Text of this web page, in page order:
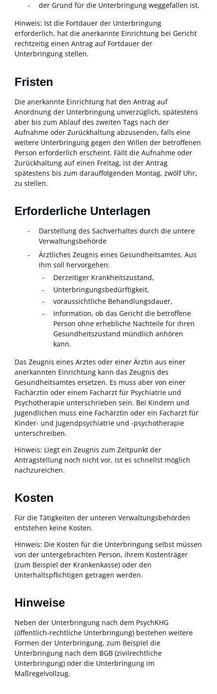
der Grund für die Unterbringung weggefallen ist.
Hinweis: Ist die Fortdauer der Unterbringung
erforderlich, hat die anerkannte Einrichtung bei Gericht
rechtzeitig einen Antrag auf Fortdauer der
Unterbringung stellen.
Fristen
Die anerkannte Einrichtung hat den Antrag auf
Anordnung der Unterbringung unverzüglich, spätestens
aber bis zum Ablauf des zweiten Tags nach der
Aufnahme oder Zurückhaltung abzusenden, falls eine
weitere Unterbringung gegen den Willen der betroffenen
Person erforderlich erscheint. Fällt die Aufnahme oder
Zurückhaltung auf einen Freitag, ist der Antrag
spätestens bis zum darauffolgenden Montag, zwölf Uhr,
zu stellen.
Erforderliche Unterlagen
Darstellung des Sachverhaltes durch die untere
Verwaltungsbehörde
Ärztliches Zeugnis eines Gesundheitsamtes. Aus
ihm soll hervorgehen:
Derzeitiger Krankheitszustand,
Unterbringungsbedürftigkeit,
voraussichtliche Behandlungsdauer,
Information, ob das Gericht die betroffene
Person ohne erhebliche Nachteile für ihren
Gesundheitszustand mündlich anhören
kann.
Das Zeugnis eines Arztes oder einer Ärztin aus einer
anerkannten Einrichtung kann das Zeugnis des
Gesundheitsamtes ersetzen. Es muss aber von einer
Fachärztin oder einem Facharzt für Psychiatrie und
Psychotherapie unterschrieben sein. Bei Kindern und
Jugendlichen muss eine Fachärztin oder ein Facharzt für
Kinder- und Jugendpsychiatrie und -psychotherapie
unterschreiben.
Hinweis: Liegt ein Zeugnis zum Zeitpunkt der
Antragstellung noch nicht vor, ist es schnellst möglich
nachzureichen.
Kosten
Für die Tätigkeiten der unteren Verwaltungsbehörden
entstehen keine Kosten.
Hinweis: Die Kosten für die Unterbringung selbst müssen
von der untergebrachten Person, ihrem Kostenträger
(zum Beispiel der Krankenkasse) oder den
Unterhaltspflichtigen getragen werden.
Hinweise
Neben der Unterbringung nach dem PsychKHG
(öffentlich-rechtliche Unterbringung) bestehen weitere
Formen der Unterbringung, zum Beispiel die
Unterbringung nach dem BGB (zivilrechtliche
Unterbringung) oder die Unterbringung im
Maßregelvollzug.